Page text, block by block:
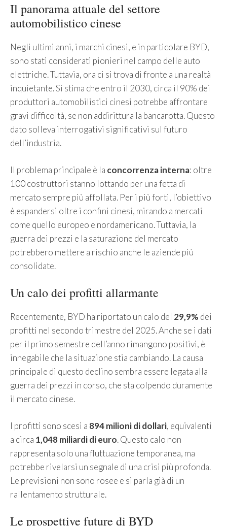
Il panorama attuale del settore
automobilistico cinese
Negli ultimi anni, i marchi cinesi, e in particolare BYD,
sono stati considerati pionieri nel campo delle auto
elettriche. Tuttavia, ora ci si trova di fronte a una realtà
inquietante. Si stima che entro il 2030, circa il 90% dei
produttori automobilistici cinesi potrebbe affrontare
gravi difficoltà, se non addirittura la bancarotta. Questo
dato solleva interrogativi significativi sul futuro
dell’industria.
Il problema principale è la concorrenza interna: oltre
100 costruttori stanno lottando per una fetta di
mercato sempre più affollata. Per i più forti, l’obiettivo
è espandersi oltre i confini cinesi, mirando a mercati
come quello europeo e nordamericano. Tuttavia, la
guerra dei prezzi e la saturazione del mercato
potrebbero mettere a rischio anche le aziende più
consolidate.
Un calo dei profitti allarmante
Recentemente, BYD ha riportato un calo del 29,9% dei
profitti nel secondo trimestre del 2025. Anche se i dati
per il primo semestre dell’anno rimangono positivi, è
innegabile che la situazione stia cambiando. La causa
principale di questo declino sembra essere legata alla
guerra dei prezzi in corso, che sta colpendo duramente
il mercato cinese.
I profitti sono scesi a 894 milioni di dollari, equivalenti
a circa 1,048 miliardi di euro. Questo calo non
rappresenta solo una fluttuazione temporanea, ma
potrebbe rivelarsi un segnale di una crisi più profonda.
Le previsioni non sono rosee e si parla già di un
rallentamento strutturale.
Le prospettive future di BYD